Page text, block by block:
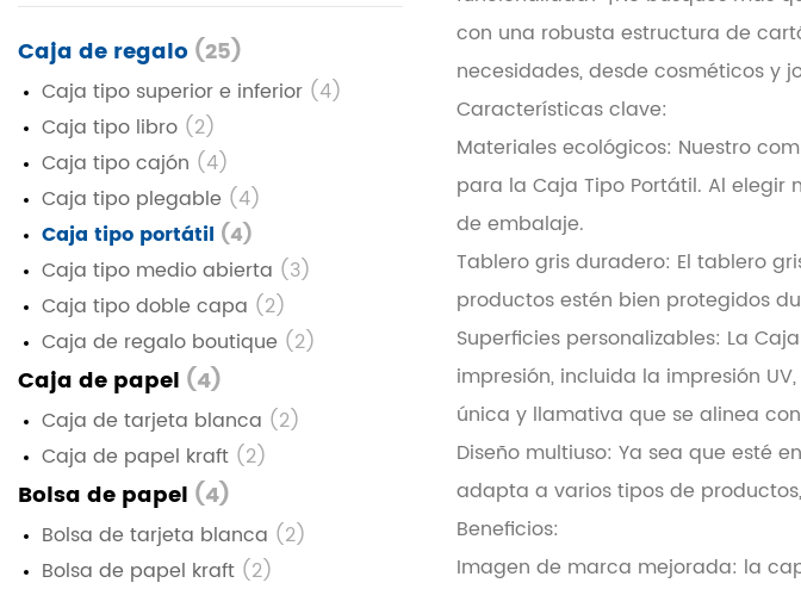
Caja de regalo (25)
Caja tipo superior e inferior (4)
Caja tipo libro (2)
Caja tipo cajón (4)
Caja tipo plegable (4)
Caja tipo portátil (4)
Caja tipo medio abierta (3)
Caja tipo doble capa (2)
Caja de regalo boutique (2)
Caja de papel (4)
Caja de tarjeta blanca (2)
Caja de papel kraft (2)
Bolsa de papel (4)
Bolsa de tarjeta blanca (2)
Bolsa de papel kraft (2)
con una robusta estructura de
necesidades, desde cosméticos y
Características clave:
Materiales ecológicos: Nuestro
para la Caja Tipo Portátil. Al
de embalaje.
Tablero gris duradero: El tablero
productos estén bien protegidos
Superficies personalizables: La
impresión, incluida la impresión
única y llamativa que se alinea
Diseño multiuso: Ya sea que esté
adapta a varios tipos de
Beneficios:
Imagen de marca mejorada: la